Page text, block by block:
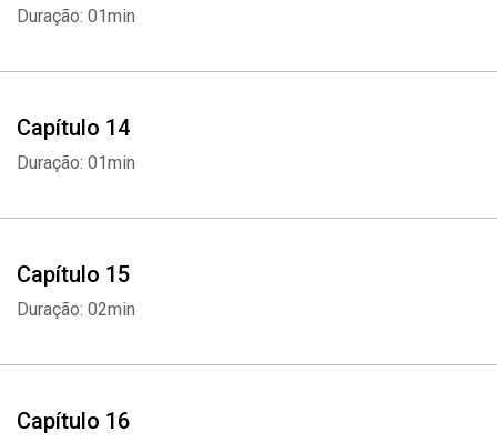
Duração: 01min
Capítulo 14
Duração: 01min
Capítulo 15
Duração: 02min
Capítulo 16